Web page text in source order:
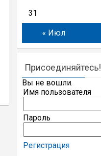
« Июл
31
Присоединяйтесь!
Вы не вошли.
Имя пользователя
Пароль
Регистрация